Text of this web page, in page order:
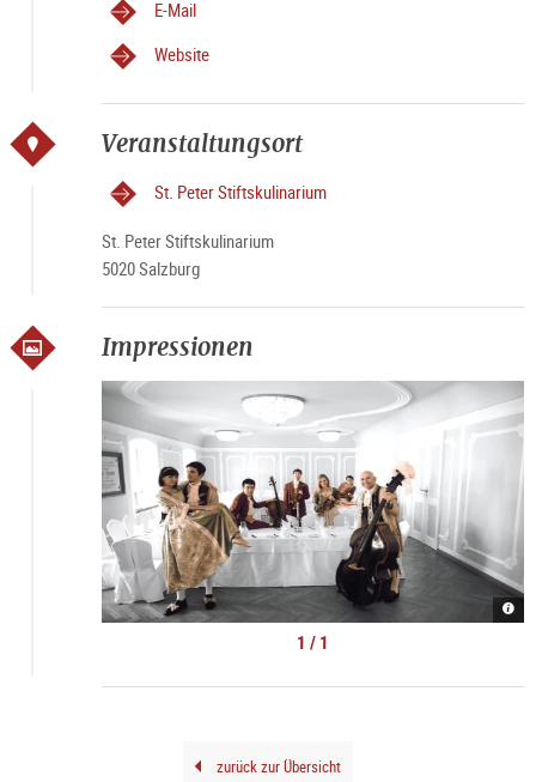
E-Mail
Website
Veranstaltungsort
St. Peter Stiftskulinarium
St. Peter Stiftskulinarium
5020 Salzburg
Impressionen
1 / 1
zurück zur Übersicht